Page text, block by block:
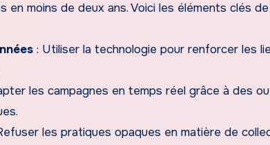
en moins de deux ans. Voici les éléments clés
: Utiliser la technologie pour renforcer les
les campagnes en temps réel grâce à des
les pratiques opaques en matière de